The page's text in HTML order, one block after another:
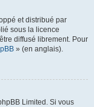
et distribué par
sous la licence
diffusé librement. Pour
» (en anglais).
Limited. Si vous